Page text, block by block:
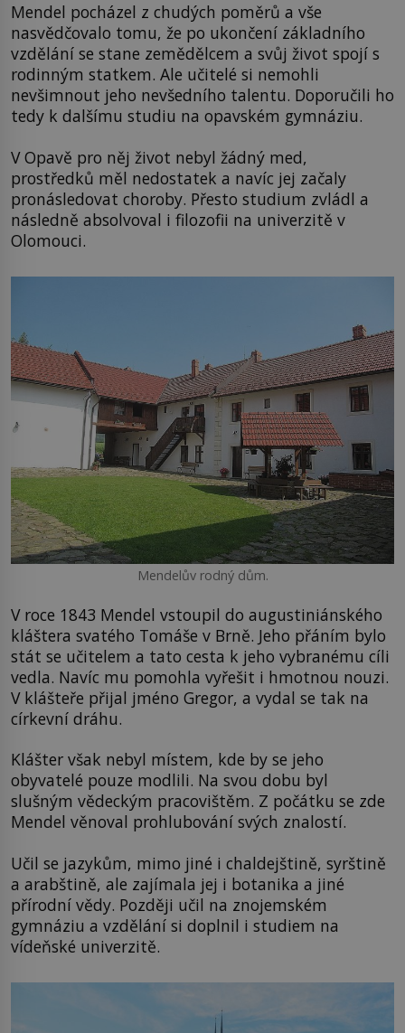
Mendel pocházel z chudých poměrů a vše
nasvědčovalo tomu, že po ukončení základního
vzdělání se stane zemědělcem a svůj život spojí s
rodinným statkem. Ale učitelé si nemohli
nevšimnout jeho nevšedního talentu. Doporučili ho
tedy k dalšímu studiu na opavském gymnáziu.
V Opavě pro něj život nebyl žádný med,
prostředků měl nedostatek a navíc jej začaly
pronásledovat choroby. Přesto studium zvládl a
následně absolvoval i filozofii na univerzitě v
Olomouci.
Mendelův rodný dům.
V roce 1843 Mendel vstoupil do augustiniánského
kláštera svatého Tomáše v Brně. Jeho přáním bylo
stát se učitelem a tato cesta k jeho vybranému cíli
vedla. Navíc mu pomohla vyřešit i hmotnou nouzi.
V klášteře přijal jméno Gregor, a vydal se tak na
církevní dráhu.
Klášter však nebyl místem, kde by se jeho
obyvatelé pouze modlili. Na svou dobu byl
slušným vědeckým pracovištěm. Z počátku se zde
Mendel věnoval prohlubování svých znalostí.
Učil se jazykům, mimo jiné i chaldejštině, syrštině
a arabštině, ale zajímala jej i botanika a jiné
přírodní vědy. Později učil na znojemském
gymnáziu a vzdělání si doplnil i studiem na
vídeňské univerzitě.